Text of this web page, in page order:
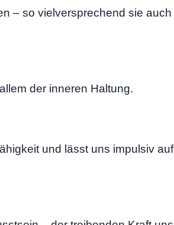
– so vielversprechend sie
der inneren Haltung.
und lässt uns impulsiv